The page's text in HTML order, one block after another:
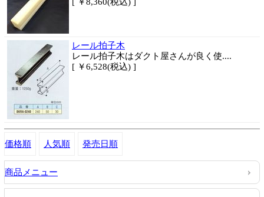
レール拍子木
レール拍子木はダクト屋さんが良く使....
[ ￥6,528(税込) ]
価格順 人気順 発売日順
商品メニュー